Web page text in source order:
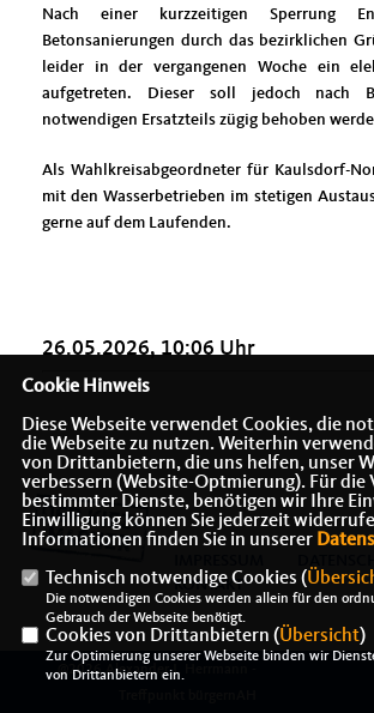
Nach einer kurzzeitigen Sperrung
Betonsanierungen durch das bezirklichen
leider in der vergangenen Woche ein
aufgetreten. Dieser soll jedoch nach
notwendigen Ersatzteils zügig behoben
Als Wahlkreisabgeordneter für Kaulsdorf-
mit den Wasserbetrieben im stetigen
gerne auf dem Laufenden.
26.05.2026, 10:06 Uhr
KONTAKT
@2026 Alexander J. Herrmann -
Cookie Hinweis
Diese Webseite verwendet Cookies, die
die Webseite zu nutzen. Weiterhin
von Drittanbietern, die uns helfen, unser
verbessern (Website-Optmierung). Für die
bestimmter Dienste, benötigen wir Ihre
Einwilligung können Sie jederzeit
Informationen finden Sie in unserer
Technisch notwendige Cookies (
Die notwendigen Cookies werden allein für den
Gebrauch der Webseite benötigt.
Cookies von Drittanbietern (Übersicht)
Zur Optimierung unserer Webseite binden wir
von Drittanbietern ein.